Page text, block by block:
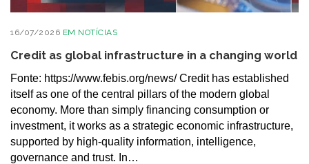
16/07/2026 EM NOTÍCIAS
Credit as global infrastructure in a changing world
Fonte: https://www.febis.org/news/ Credit has established
itself as one of the central pillars of the modern global
economy. More than simply financing consumption or
investment, it works as a strategic economic infrastructure,
supported by high-quality information, intelligence,
governance and trust. In…